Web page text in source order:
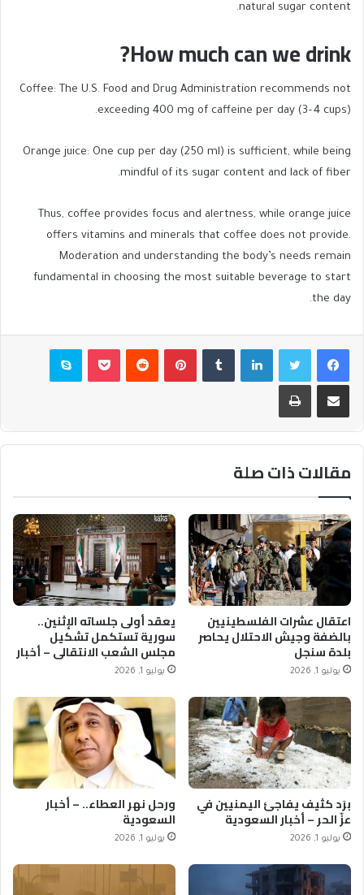
natural sugar content.
How much can we drink?
Coffee: The U.S. Food and Drug Administration recommends not
exceeding 400 mg of caffeine per day (3–4 cups).
Orange juice: One cup per day (250 ml) is sufficient, while being
mindful of its sugar content and lack of fiber.
Thus, coffee provides focus and alertness, while orange juice
offers vitamins and minerals that coffee does not provide.
Moderation and understanding the body’s needs remain
fundamental in choosing the most suitable beverage to start
the day.
فيسبوكتويتر لينكدإن بينتيريست بوكيت سكايب
مشاركة عبر البريد طباعة
مقالات ذات صلة
اعتقال عشرات الفلسطينيين
بالضفة وجيش الاحتلال يحاصر
بلدة سنجل
يوليو 1, 2026
يعقد أولى جلساته الإثنين..
سورية تستكمل تشكيل
مجلس الشعب الانتقالي – أخبار
السعودية
يوليو 1, 2026
برَد كثيف يفاجئ اليمنيين في
عزّ الحر – أخبار السعودية
يوليو 1, 2026
ورحل نهر العطاء.. – أخبار
السعودية
يوليو 1, 2026